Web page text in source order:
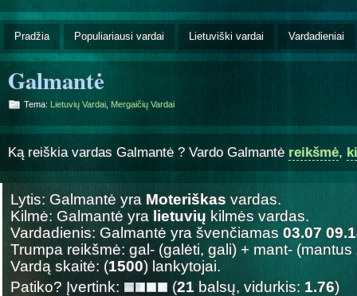
Pradžia Populiariausi vardai Lietuviški vardai Vardadieniai
Galmantė
Tema: Lietuvių Vardai Mergaičių Vardai
Ką reiškia vardas Galmantė ? Vardo Galmantė reikšmė,
Lytis: Galmantė yra Moteriškas vardas.
Kilmė: Galmantė yra lietuvių kilmės vardas.
Vardadienis: Galmantė yra švenčiamas 03.07
Trumpa reikšmė: gal- (galėti, gali) + mant- (mantus
Vardą skaitė: (1500) lankytojai.
Patiko? Įvertink:
(21 balsų, vidurkis: 1.76)